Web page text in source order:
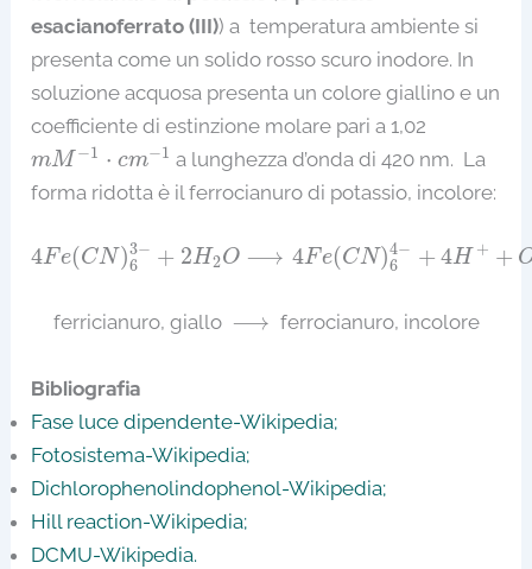
esacianoferrato (III)) a temperatura ambiente si
presenta come un solido rosso scuro inodore. In
soluzione acquosa presenta un colore giallino e un
coefficiente di estinzione molare pari a 1,02
mM −1 ⋅ cm−1
M−1 −1 a lunghezza d’onda di 420 nm. La
forma ridotta è il ferrocianuro di potassio, incolore:
4Fe(CN)3−
6
+ 2H2O ⟶ 4F e(CN)4−
6
+ 4H + +
4Fe(CN) − +2 H2 4F e( CN)64 H++O
ferricianuro, giallo ⟶
⟶ ferrocianuro, incolore
Bibliografia
Fase luce dipendente-Wikipedia;
Fotosistema-Wikipedia;
Dichlorophenolindophenol-Wikipedia;
Hill reaction-Wikipedia;
DCMU-Wikipedia.